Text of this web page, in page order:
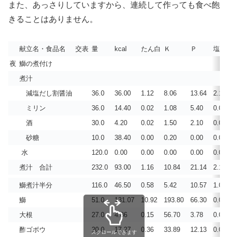
また、あっさりしていますから、連続して作っても食べ飽
きることはありません。
献立名・食品名 交表 量 kcal たん白 Ｋ Ｐ
塩分
夜 鰤の煮付け
煮汁
減塩だし割醤油
36.0 36.00 1.12 8.06 13.64
ミリン
36.0 14.40 0.02 1.08 5.40
酒
30.0 4.20 0.02 1.50 2.10
砂糖
10.0 38.40 0.00 0.20 0.00
水
120.0 0.00 0.00 0.00 0.00
煮汁 合計
232.0 93.00 1.16 10.84 21.14
鰤煮汁半分 116.0 46.50 0.58 5.42 10.57
鰤
51.0 131.07 10.92 193.80 66.30
大根
27.0 4.86 0.15 56.70 3.78
酢ゴボウ
20.0 17.27 0.36 33.89 12.13
スクロールできます